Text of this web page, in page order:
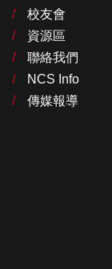
校友會
資源區
聯絡我們
NCS Info
傳媒報導